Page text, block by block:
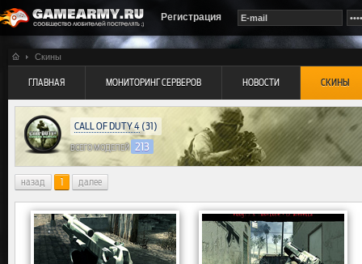
Регистрация
Скины
ГЛАВНАЯ МОНИТОРИНГ СЕРВЕРОВ НОВОСТИ СКИНЫ
CALL OF DUTY 4 (31)
ВСЕГО МОДЕЛЕЙ 213
назад 1 далее